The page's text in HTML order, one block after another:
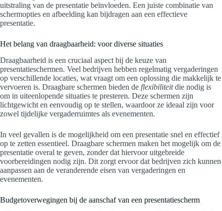
uitstraling van de presentatie beïnvloeden. Een juiste combinatie van
schermopties en afbeelding kan bijdragen aan een effectieve
presentatie.
Het belang van draagbaarheid: voor diverse situaties
Draagbaarheid is een cruciaal aspect bij de keuze van
presentatieschermen. Veel bedrijven hebben regelmatig vergaderingen
op verschillende locaties, wat vraagt om een oplossing die makkelijk te
vervoeren is. Draagbare schermen bieden de flexibiliteitdie nodig is
om in uiteenlopende situaties te presteren. Deze schermen zijn
lichtgewicht en eenvoudig op te stellen, waardoor ze ideaal zijn voor
zowel tijdelijke vergaderruimtes als evenementen.
In veel gevallen is de mogelijkheid om een presentatie snel en effectief
op te zetten essentieel. Draagbare schermen maken het mogelijk om de
presentatie overal te geven, zonder dat hiervoor uitgebreide
voorbereidingen nodig zijn. Dit zorgt ervoor dat bedrijven zich kunnen
aanpassen aan de veranderende eisen van vergaderingen en
evenementen.
Budgetoverwegingen bij de aanschaf van een presentatiescherm